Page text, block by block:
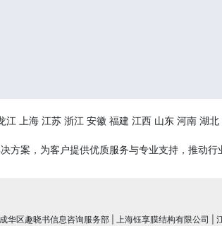
江 上海 江苏 浙江 安徽 福建 江西 山东 河南 湖北
方案，为客户提供优质服务与专业支持，推动行
成华区趣晓书信息咨询服务部 上海钰享膜结构有限公司